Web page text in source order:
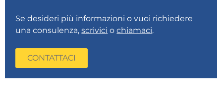
Se desideri più informazioni o vuoi richiedere
una consulenza,scrivici ochiamaci.
CONTATTACI